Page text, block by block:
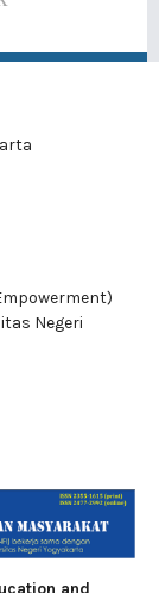
Negeri
and